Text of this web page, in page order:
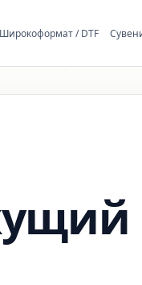
Широкоформат / DTF